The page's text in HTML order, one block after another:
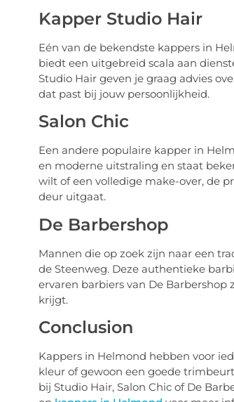
Kapper Studio Hair
Eén van de bekendste kappers in
biedt een uitgebreid scala aan
Studio Hair geven je graag advies
dat past bij jouw persoonlijkheid.
Salon Chic
Een andere populaire kapper in
en moderne uitstraling en staat
wilt of een volledige make-over, de
deur uitgaat.
De Barbershop
Mannen die op zoek zijn naar een
de Steenweg. Deze authentieke
ervaren barbiers van De
krijgt.
Conclusion
Kappers in Helmond hebben voor
kleur of gewoon een goede
bij Studio Hair, Salon Chic of De